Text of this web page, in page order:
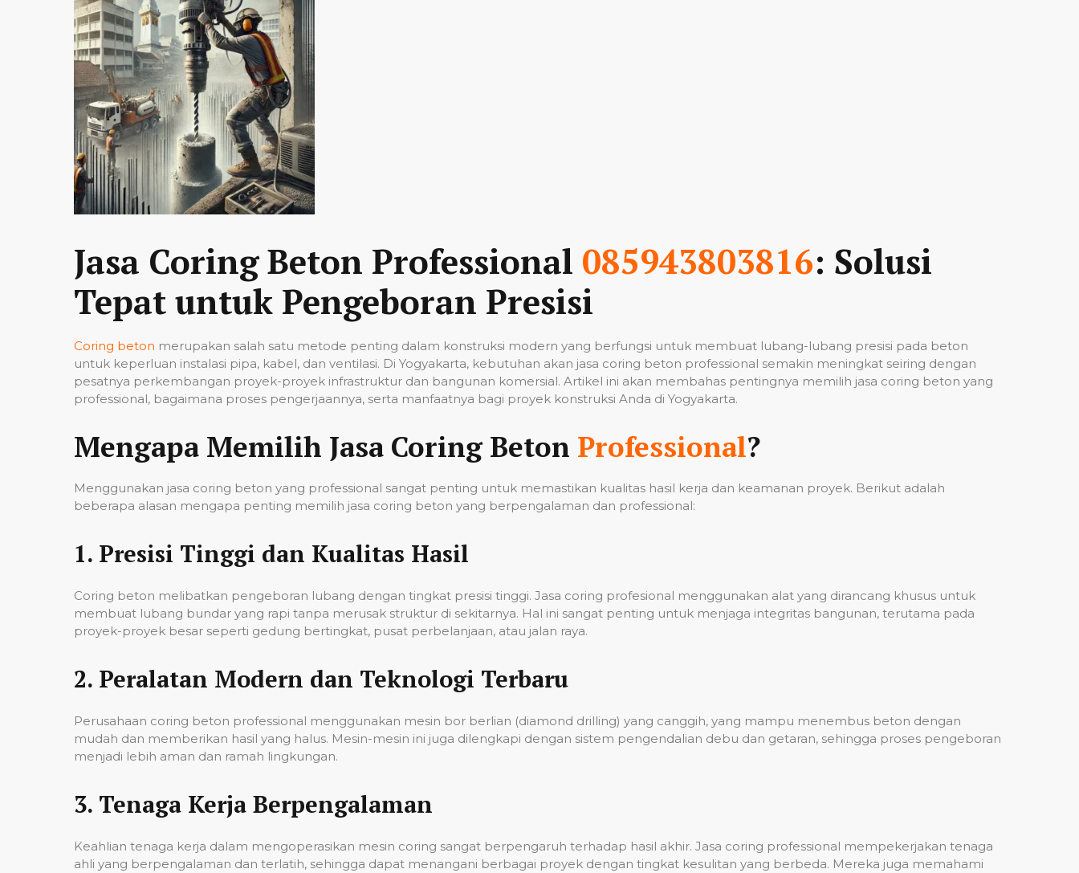
Jasa Coring Beton Professional 085943803816: Solusi
Tepat untuk Pengeboran Presisi
Coring beton merupakan salah satu metode penting dalam konstruksi modern yang berfungsi untuk membuat lubang-lubang presisi pada beton
untuk keperluan instalasi pipa, kabel, dan ventilasi. Di Yogyakarta, kebutuhan akan jasa coring beton professional semakin meningkat seiring dengan
pesatnya perkembangan proyek-proyek infrastruktur dan bangunan komersial. Artikel ini akan membahas pentingnya memilih jasa coring beton yang
professional, bagaimana proses pengerjaannya, serta manfaatnya bagi proyek konstruksi Anda di Yogyakarta.
Mengapa Memilih Jasa Coring Beton Professional?
Menggunakan jasa coring beton yang professional sangat penting untuk memastikan kualitas hasil kerja dan keamanan proyek. Berikut adalah
beberapa alasan mengapa penting memilih jasa coring beton yang berpengalaman dan professional:
1. Presisi Tinggi dan Kualitas Hasil
Coring beton melibatkan pengeboran lubang dengan tingkat presisi tinggi. Jasa coring profesional menggunakan alat yang dirancang khusus untuk
membuat lubang bundar yang rapi tanpa merusak struktur di sekitarnya. Hal ini sangat penting untuk menjaga integritas bangunan, terutama pada
proyek-proyek besar seperti gedung bertingkat, pusat perbelanjaan, atau jalan raya.
2. Peralatan Modern dan Teknologi Terbaru
Perusahaan coring beton professional menggunakan mesin bor berlian (diamond drilling) yang canggih, yang mampu menembus beton dengan
mudah dan memberikan hasil yang halus. Mesin-mesin ini juga dilengkapi dengan sistem pengendalian debu dan getaran, sehingga proses pengeboran
menjadi lebih aman dan ramah lingkungan.
3. Tenaga Kerja Berpengalaman
Keahlian tenaga kerja dalam mengoperasikan mesin coring sangat berpengaruh terhadap hasil akhir. Jasa coring professional mempekerjakan tenaga
ahli yang berpengalaman dan terlatih, sehingga dapat menangani berbagai proyek dengan tingkat kesulitan yang berbeda. Mereka juga memahami